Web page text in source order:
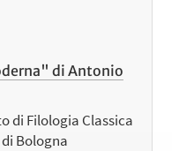
di Antonio
di Filologia Classica
Bologna